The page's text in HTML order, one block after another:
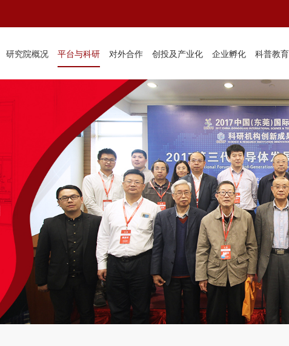
研究院概况 平台与科研 对外合作 创投及产业化 企业孵化 科普教育